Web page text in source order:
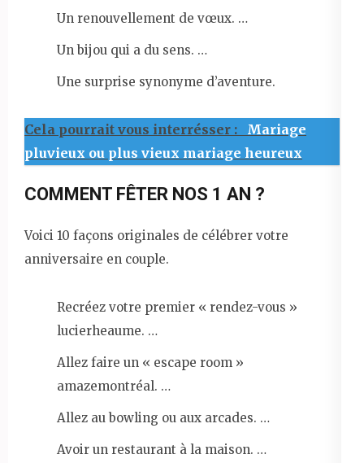
Un renouvellement de vœux. …
Un bijou qui a du sens. …
Une surprise synonyme d’aventure.
Cela pourrait vous interrésser :
Mariage
pluvieux ou plus vieux mariage heureux
COMMENT FÊTER NOS 1 AN ?
Voici 10 façons originales de célébrer votre
anniversaire en couple.
Recréez votre premier « rendez-vous »
lucierheaume. …
Allez faire un « escape room »
amazemontréal. …
Allez au bowling ou aux arcades. …
Avoir un restaurant à la maison. …